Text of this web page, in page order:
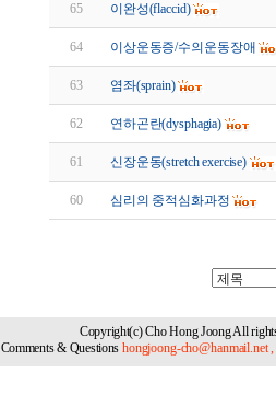
65 이완성(flaccid)
64 이상운동증/수의운동장애
63 염좌(sprain)
62 연하곤란(dysphagia)
61 신장운동(stretch exercise)
60 심리의 중적심화과정
Copyright(c) Cho Hong Joong All
Comments & Questions hongjoong-cho@hanmail.net